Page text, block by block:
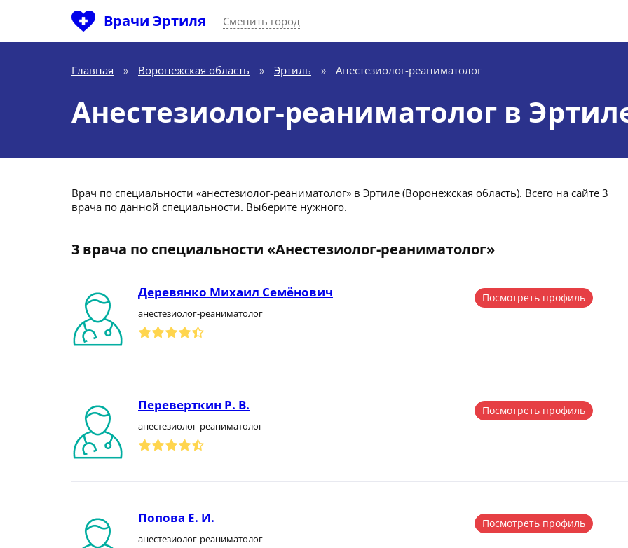
Врачи Эртиля Сменить город
Главная » Воронежская область » Эртиль » Анестезиолог-реаниматолог
Анестезиолог-реаниматолог в
Врач по специальности «анестезиолог-реаниматолог» в Эртиле (Воронежская область). Всего на сайте 3
врача по данной специальности. Выберите нужного.
3 врача по специальности «Анестезиолог-реаниматолог»
Деревянко Михаил Семёнович
анестезиолог-реаниматолог
Посмотреть профиль
Переверткин Р. В.
анестезиолог-реаниматолог
Посмотреть профиль
Попова Е. И.
анестезиолог-реаниматолог
Посмотреть профиль